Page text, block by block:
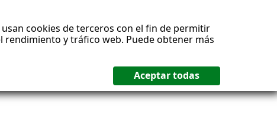
cookies de terceros con el fin de permitir
rendimiento y tráfico web. Puede obtener más